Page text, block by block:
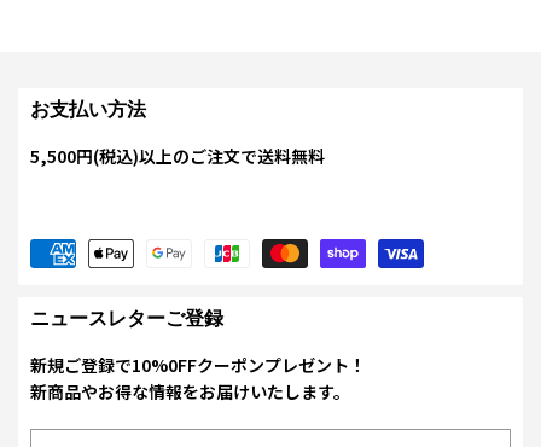
お支払い方法
5,500円(税込)以上のご注文で送料無料
ニュースレターご登録
新規ご登録で10%0FFクーポンプレゼント！
新商品やお得な情報をお届けいたします。